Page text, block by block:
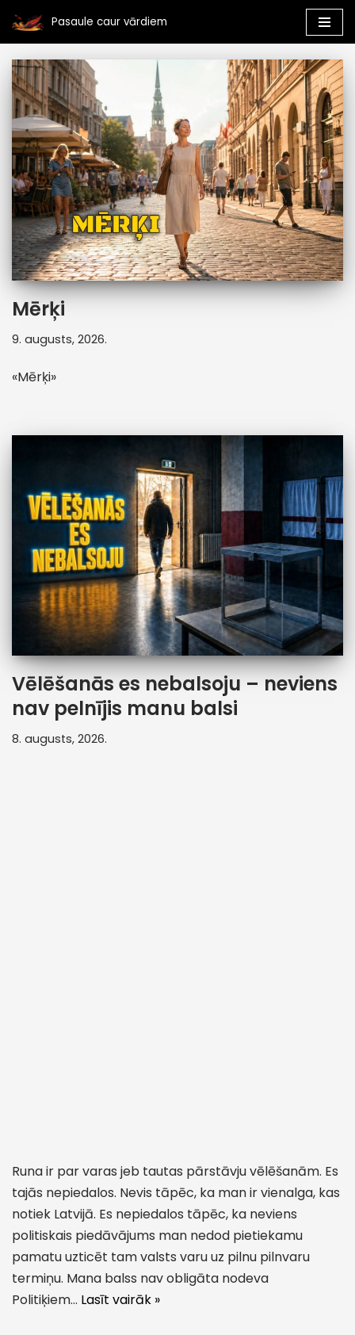
Skip
to
content
Pasaule caur vārdiem
Mērķi
9. augusts, 2026.
«Mērķi»
Vēlēšanās es nebalsoju – neviens
nav pelnījis manu balsi
8. augusts, 2026.
Runa ir par varas jeb tautas pārstāvju vēlēšanām. Es
tajās nepiedalos. Nevis tāpēc, ka man ir vienalga, kas
notiek Latvijā. Es nepiedalos tāpēc, ka neviens
politiskais piedāvājums man nedod pietiekamu
pamatu uzticēt tam valsts varu uz pilnu pilnvaru
termiņu. Mana balss nav obligāta nodeva
Politiķiem… Lasīt vairāk »